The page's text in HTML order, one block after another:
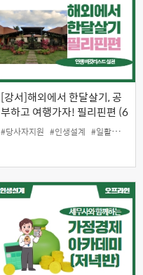
[강서]해외에서 한달살기, 공
부하고 여행가자! 필리핀편 (6
기)
#당사자지원 #인생설계 #일활동지원